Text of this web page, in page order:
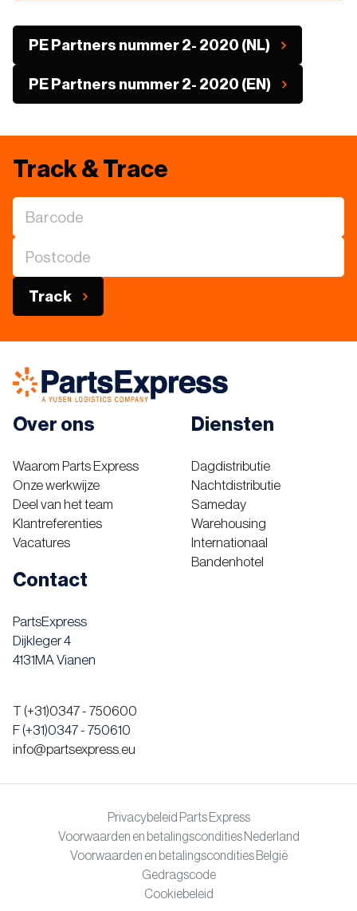
PE Partners nummer 2- 2020 (NL)
PE Partners nummer 2- 2020 (EN)
Track & Trace
Track
Over ons
Waarom Parts Express
Onze werkwijze
Deel van het team
Klantreferenties
Vacatures
Diensten
Dagdistributie
Nachtdistributie
Sameday
Warehousing
Internationaal
Bandenhotel
Contact
PartsExpress
Dijkleger 4
4131MA Vianen
T (+31)0347 - 750600
F (+31)0347 - 750610
info@partsexpress.eu
Privacybeleid Parts Express
Voorwaarden en betalingscondities Nederland
Voorwaarden en betalingscondities België
Gedragscode
Cookiebeleid